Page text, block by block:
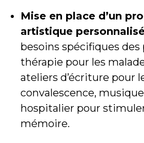
Mise en place d’un
artistique
besoins spécifiques
thérapie pour les
ateliers d’écriture pour
convalescence,
hospitalier pour
mémoire.